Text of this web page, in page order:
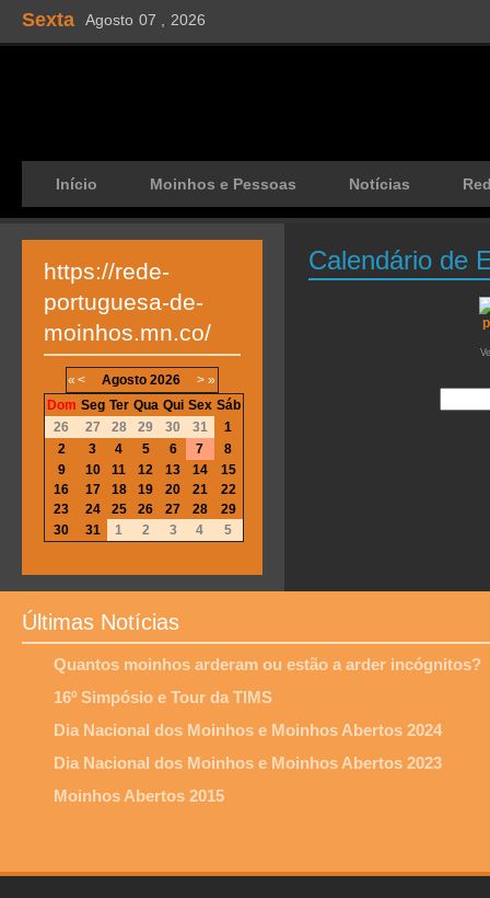
Sexta Agosto 07 , 2026
Início Moinhos e Pessoas Notícias
Calendário de
https://rede-
portuguesa-de-
moinhos.mn.co/
« < Agosto 2026 > »
Dom Seg Ter Qua Qui Sex Sáb
26
27 28 29 30 31
1
2
3 4 5 6 7
8
9
10 11 12 13 14
15
16
17 18 19 20 21
22
23
24 25 26 27 28
29
30
31 1 2 3 4 5
Últimas Notícias
Quantos moinhos arderam ou estão a arder incógnitos?
16º Simpósio e Tour da TIMS
Dia Nacional dos Moinhos e Moinhos Abertos 2024
Dia Nacional dos Moinhos e Moinhos Abertos 2023
Moinhos Abertos 2015